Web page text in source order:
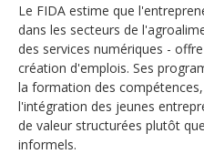
Le FIDA estime que
dans les secteurs de
des services numériques -
création d'emplois. Ses
la formation des
l'intégration des jeunes
de valeur structurées plutôt
informels.